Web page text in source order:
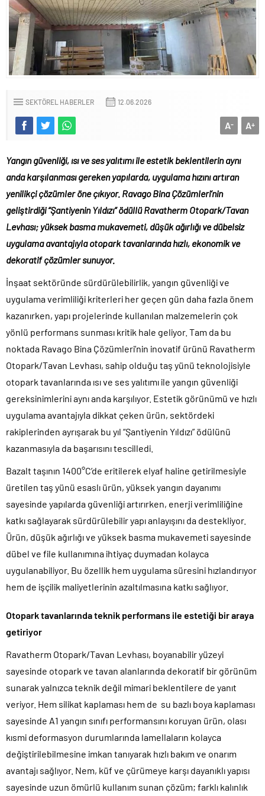
SEKTÖREL HABERLER 12.06.2026
A+
A-
Yangın güvenliği, ısı ve ses yalıtımı ile estetik beklentilerin aynı
anda karşılanması gereken yapılarda, uygulama hızını artıran
yenilikçi çözümler öne çıkıyor. Ravago Bina Çözümleri’nin
geliştirdiği “Şantiyenin Yıldızı” ödüllü Ravatherm Otopark/Tavan
Levhası; yüksek basma mukavemeti, düşük ağırlığı ve dübelsiz
uygulama avantajıyla otopark tavanlarında hızlı, ekonomik ve
dekoratif çözümler sunuyor.
İnşaat sektöründe sürdürülebilirlik, yangın güvenliği ve
uygulama verimliliği kriterleri her geçen gün daha fazla önem
kazanırken, yapı projelerinde kullanılan malzemelerin çok
yönlü performans sunması kritik hale geliyor. Tam da bu
noktada Ravago Bina Çözümleri’nin inovatif ürünü Ravatherm
Otopark/Tavan Levhası, sahip olduğu taş yünü teknolojisiyle
otopark tavanlarında ısı ve ses yalıtımı ile yangın güvenliği
gereksinimlerini aynı anda karşılıyor. Estetik görünümü ve hızlı
uygulama avantajıyla dikkat çeken ürün, sektördeki
rakiplerinden ayrışarak bu yıl “Şantiyenin Yıldızı” ödülünü
kazanmasıyla da başarısını tescilledi.
Bazalt taşının 1400°C’de eritilerek elyaf haline getirilmesiyle
üretilen taş yünü esaslı ürün, yüksek yangın dayanımı
sayesinde yapılarda güvenliği artırırken, enerji verimliliğine
katkı sağlayarak sürdürülebilir yapı anlayışını da destekliyor.
Ürün, düşük ağırlığı ve yüksek basma mukavemeti sayesinde
dübel ve file kullanımına ihtiyaç duymadan kolayca
uygulanabiliyor. Bu özellik hem uygulama süresini hızlandırıyor
hem de işçilik maliyetlerinin azaltılmasına katkı sağlıyor.
Otopark tavanlarında teknik performans ile estetiği bir araya
getiriyor
Ravatherm Otopark/Tavan Levhası, boyanabilir yüzeyi
sayesinde otopark ve tavan alanlarında dekoratif bir görünüm
sunarak yalnızca teknik değil mimari beklentilere de yanıt
veriyor. Hem silikat kaplaması hem de su bazlı boya kaplaması
sayesinde A1 yangın sınıfı performansını koruyan ürün, olası
kısmi deformasyon durumlarında lamellaların kolayca
değiştirilebilmesine imkan tanıyarak hızlı bakım ve onarım
avantajı sağlıyor. Nem, küf ve çürümeye karşı dayanıklı yapısı
sayesinde uzun ömürlü kullanım sunan çözüm; farklı kalınlık